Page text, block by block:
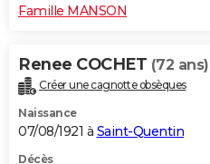
Famille MANSON
Renee COCHET (72 ans)
Créer une cagnotte obsèques
Naissance
07/08/1921 à Saint-Quentin
Décès